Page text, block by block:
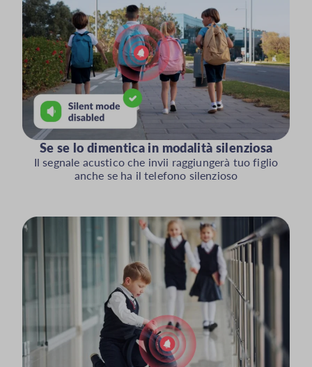
Se se lo dimentica in modalità silenziosa
Il segnale acustico che invii raggiungerà tuo figlio
anche se ha il telefono silenzioso